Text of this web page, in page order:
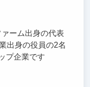
ーム出身の代表
出身の役員の2名
プ企業です